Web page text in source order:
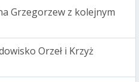
Grzegorzew z kolejnym
Orzeł i Krzyż